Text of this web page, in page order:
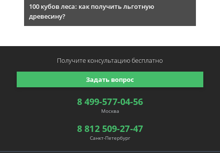
100 кубов леса: как получить льготную
древесину?
8 499-577-04-56
Москва
8 812 509-27-47
Санкт-Петербург
Задать вопрос
Получите консультациюбесплатно